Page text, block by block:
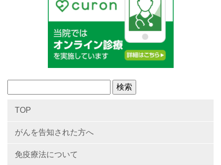
TOP
がんを告知された方へ
免疫療法について